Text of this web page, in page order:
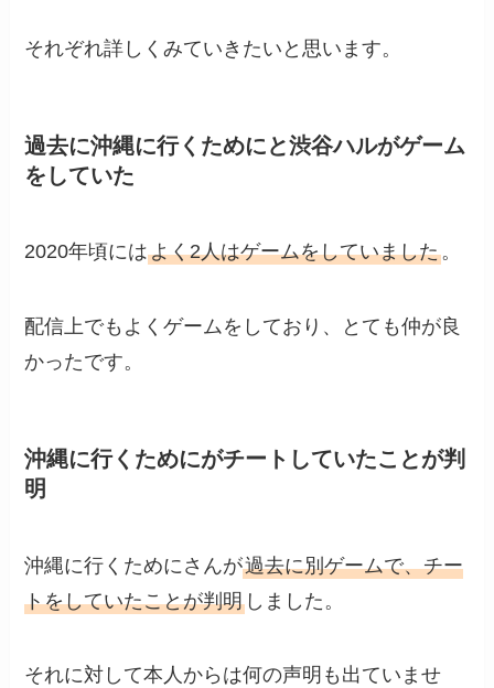
それぞれ詳しくみていきたいと思います。
過去に沖縄に行くためにと渋谷ハルがゲーム
をしていた
2020年頃にはよく2人はゲームをしていました。
配信上でもよくゲームをしており、とても仲が良
かったです。
沖縄に行くためにがチートしていたことが判
明
沖縄に行くためにさんが過去に別ゲームで、チー
トをしていたことが判明 しました。
それに対して本人からは何の声明も出ていませ